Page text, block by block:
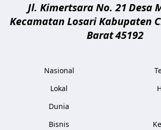
Jl. Kimertsara No. 21Desa
Kecamatan Losari Kabupaten
Barat45192
Nasional
Lokal
Dunia
Bisnis